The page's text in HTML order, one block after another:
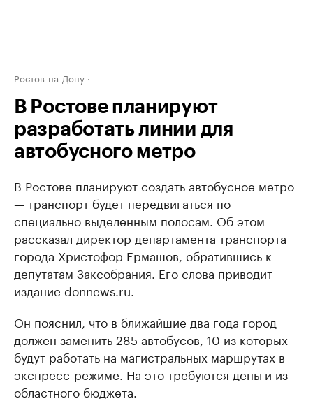
Ростов-на-Дону
В Ростове планируют
разработать линии для
автобусного метро
В Ростове планируют создать автобусное метро
— транспорт будет передвигаться по
специально выделенным полосам. Об этом
рассказал директор департамента транспорта
города Христофор Ермашов, обратившись к
депутатам Заксобрания. Его слова приводит
издание donnews.ru.
Он пояснил, что в ближайшие два года город
должен заменить 285 автобусов, 10 из которых
будут работать на магистральных маршрутах в
экспресс-режиме. На это требуются деньги из
областного бюджета.